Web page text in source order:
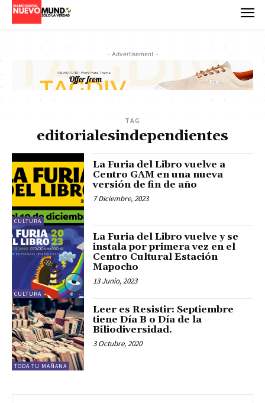
- Advertisement -
TAG
editorialesindependientes
CULTURA
La Furia del Libro vuelve a
Centro GAM en una nueva
versión de fin de año
7 Diciembre, 2023
CULTURA
La Furia del Libro vuelve y se
instala por primera vez en el
Centro Cultural Estación
Mapocho
13 Junio, 2023
TODA TU MAÑANA
Leer es Resistir: Septiembre
tiene Día B o Día de la
Biliodiversidad.
3 Octubre, 2020